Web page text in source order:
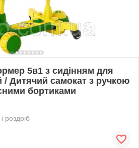
5в1 з сидінням для
/ Дитячий самокат з ручкою
бортиками
роздріб